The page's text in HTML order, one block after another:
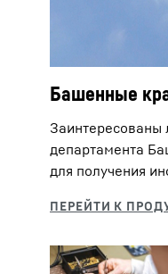
Башенные
департамента
для получения